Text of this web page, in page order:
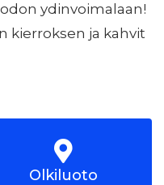
ydinvoimalaan!
kierroksen ja kahvit
Olkiluoto